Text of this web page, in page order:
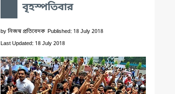
বৃহস্পতিবার
by নিজস্ব প্রতিবেদক Published: 18 July 2018
Last Updated: 18 July 2018